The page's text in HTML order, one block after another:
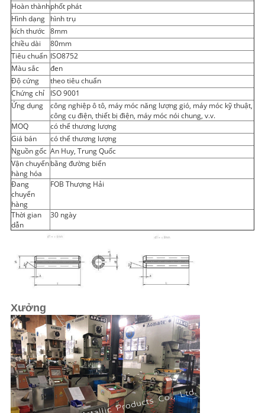
Hoàn thànhphốt phát
Hình dạng hình trụ
kích thước 8mm
chiều dài
80mm
Tiêu chuẩn ISO8752
Màu sắc
đen
Độ cứng
theo tiêu chuẩn
Chứng chỉ
ISO 9001
Ứng dụng
công nghiệp ô tô, máy móc năng lượng gió, máy móc kỹ thuật,
công cụ điện, thiết bị điện, máy móc nói chung, v.v.
MOQ
có thể thương lượng
Giá bán
có thể thương lượng
Nguồn gốc An Huy, Trung Quốc
Vận chuyển
hàng hóa
bằng đường biển
Đang
chuyển
hàng
FOB Thượng Hải
Thời gian
dẫn
30 ngày
Xưởng